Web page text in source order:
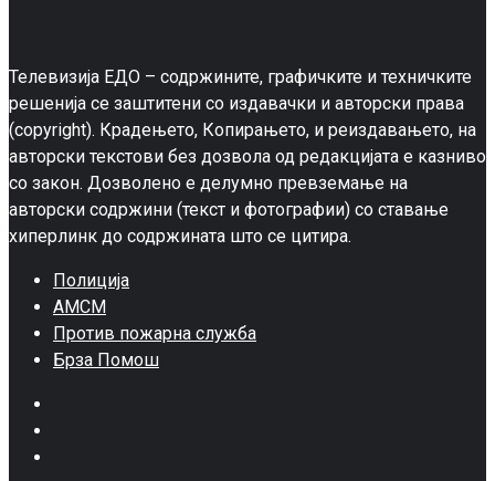
Телевизија ЕДО – содржините, графичките и техничките
решенија се заштитени со издавачки и авторски права
(copyright). Крадењето, Копирањето, и реиздавањето, на
авторски текстови без дозвола од редакцијата е казниво
со закон. Дозволено е делумно превземање на
авторски содржини (текст и фотографии) со ставање
хиперлинк до содржината што се цитира.
Полиција
АМСМ
Против пожарна служба
Брза Помош